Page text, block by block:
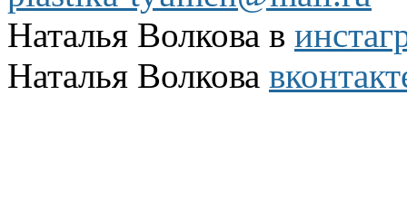
Наталья Волкова в
Наталья Волкова